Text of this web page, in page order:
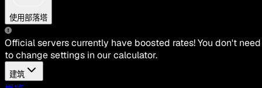
使用部落塔
Official servers currently have boosted rates! You don't need
to change settings in our calculator.
建筑